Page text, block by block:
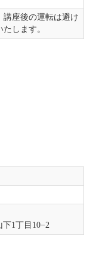
講座後の運転は避け
します。
1丁目10−2